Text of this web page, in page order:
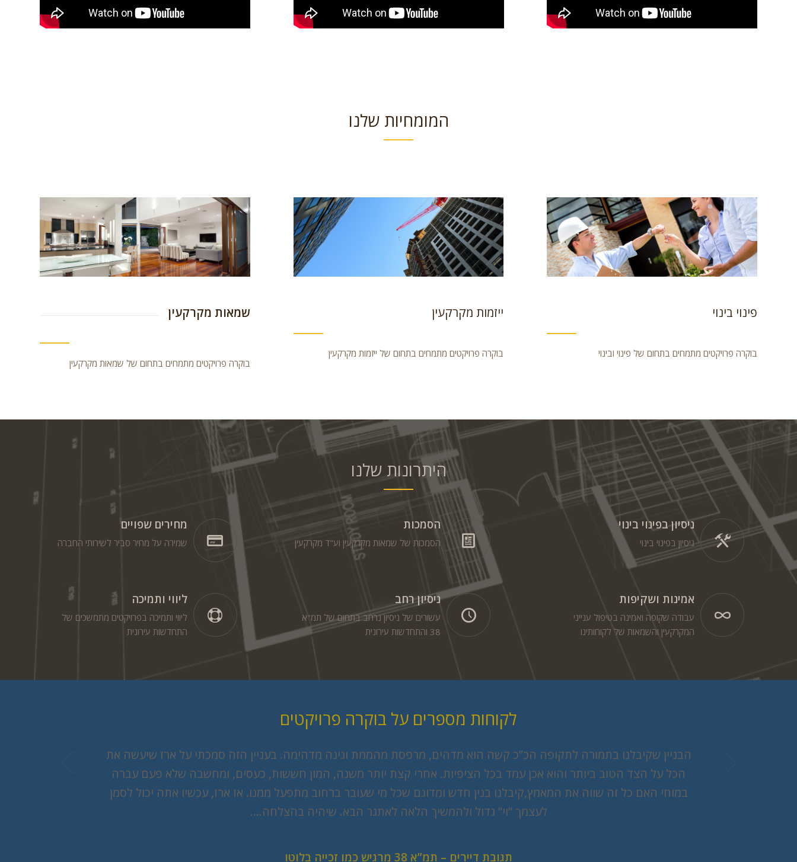
המומחיות שלנו
פינוי בינוי
בוקרה פרויקטים מתמחים בתחום של פינוי ובינוי
ייזמות מקרקעין
בוקרה פרויקטים מתמחים בתחום של ייזמות מקרקעין
שמאות מקרקעין
בוקרה פרויקטים מתמחים בתחום של שמאות מקרקעין
היתרונות שלנו
ניסיון בפינוי בינוי
ניסיון בפינוי בינוי
הסמכות
הסמכות של שמאות מקרקעין וע"ד מקרקעין
מחירים שפויים
שמירה על מחיר סביר לשירותי החברה
אמינות ושקיפות
עבודה שקופה ואמינה בטיפול ענייני
המקרקעין והשמאות של לקוחותינו
ניסיון רחב
עשורים של ניסיון נרחב בתחום של תמ"א
38 והתחדשות עירונית
ליווי ותמיכה
ליווי ותמיכה בפרויקטים מתמשכים של
התחדשות עירונית
לקוחות מספרים על בוקרה פרויקטים
הבניין שקיבלנו בתמורה לתקופה הכ”כ קשה הוא מדהים, מרפסת מהממת וגינה מדהימה. בעניין הזה סמכתי על ארז שיעשה את
הכל על הצד הטוב ביותר והוא אכן עמד בכל הציפיות. אחרי קצת יותר משנה, המון חששות, כעסים, ומחשבה שלא פעם עברה
במוחי האם כל זה שווה את המאמץ,קיבלנו בנין חדש ומדוגם שכל מי שעובר ברחוב מתפעל ממנו. אז ארז, עכשיו אתה יכול לסמן
לעצמך “וי” גדול ולהמשיך הלאה לאתגר הבא. שיהיה בהצלחה….
תגובת דיירים – תמ”א 38 מרגיש כמו זכייה בלוטו
Previous